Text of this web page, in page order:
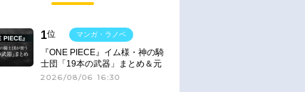
1位
『ONE PIECE』イム様・神の騎
士団「19本の武器」まとめ＆元
ネタ
2026/08/06 16:30
マンガ・ラノベ